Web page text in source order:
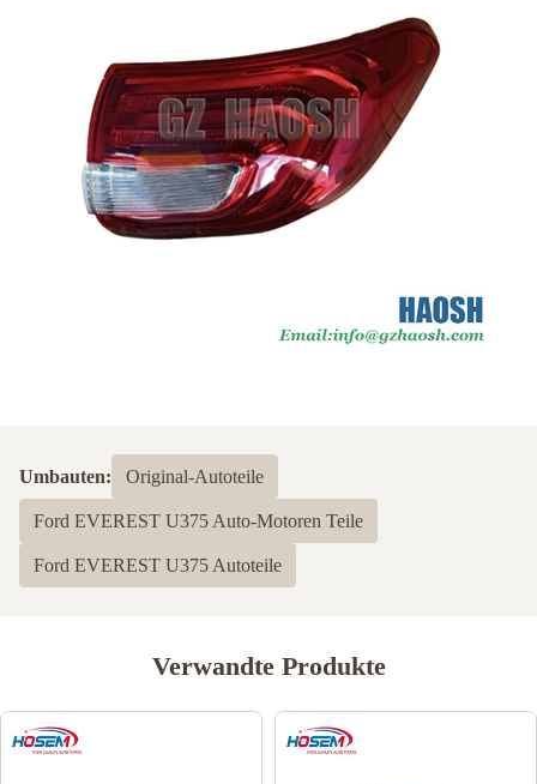
Umbauten: Original-Autoteile
Ford EVEREST U375 Auto-Motoren Teile
Ford EVEREST U375 Autoteile
Verwandte Produkte